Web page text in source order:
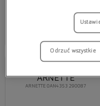
obecną promocją: 278,85 zł
ARNETTE 0AN4353 290087
ARNETTE
Odrzuć wszystkie